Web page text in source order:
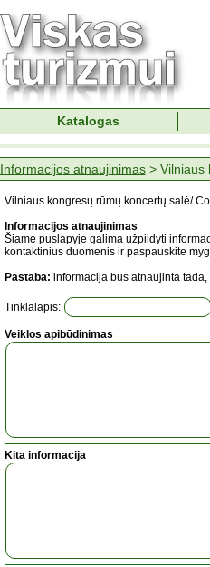
Katalogas
Informacijos atnaujinimas> Vilniaus
Vilniaus kongresų rūmų koncertų salė/
Informacijos atnaujinimas
Šiame puslapyje galima užpildyti
kontaktinius duomenis ir paspauskite
Pastaba: informacija bus atnaujinta
Tinklalapis:
Veiklos apibūdinimas
Kita informacija